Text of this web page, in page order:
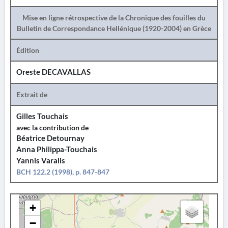
Mise en ligne rétrospective de la Chronique des fouilles du
Bulletin de Correspondance Hellénique (1920-2004) en Grèce
Édition
Oreste DECAVALLAS
Extrait de
Gilles Touchais
avec la contribution de
Béatrice Detournay
Anna Philippa-Touchais
Yannis Varalis
BCH 122.2 (1998), p. 847-847
+
−